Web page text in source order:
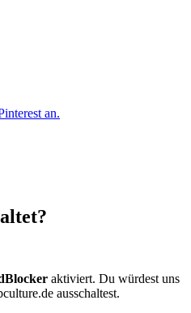
an.
aktiviert. Du würdest uns
ausschaltest.